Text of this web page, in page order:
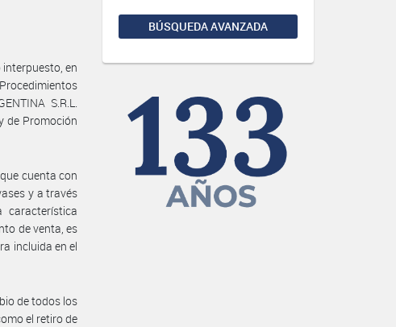
BÚSQUEDA AVANZADA
en
S.R.L.
de Promoción
cuenta con
y a través
característica
de venta, es
incluida en el
de todos los
el retiro de